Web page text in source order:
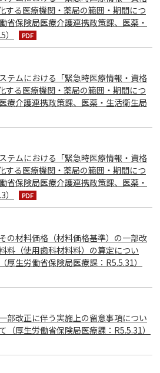
する医療機関・薬局の範囲・期間につ
省保険局医療介護連携政策課、医薬・
テムにおける「緊急時医療情報・資格
する医療機関・薬局の範囲・期間につ
療介護連携政策課、医薬・生活衛生局
テムにおける「緊急時医療情報・資格
する医療機関・薬局の範囲・期間につ
省保険局医療介護連携政策課、医薬・
の材料価格（材料価格基準）の一部改
料（使用歯科材料料）の算定につい
厚生労働省保険局医療課：R5.5.31）
部改正に伴う実施上の留意事項につい
（厚生労働省保険局医療課：R5.5.31）